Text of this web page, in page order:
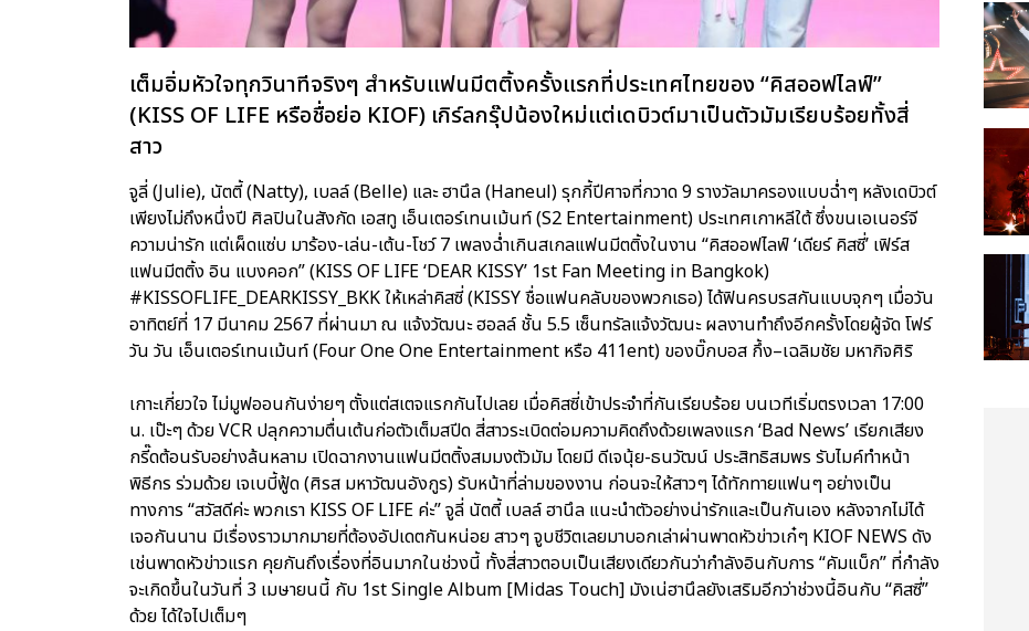
เต็มอิ่มหัวใจทุกวินาทีจริงๆ สำหรับแฟนมีตติ้งครั้งแรกที่ประเทศไทยของ “คิสออฟไลฟ์”
(KISS OF LIFE หรือชื่อย่อ KIOF) เกิร์ลกรุ๊ปน้องใหม่แต่เดบิวต์มาเป็นตัวมัมเรียบร้อยทั้งสี่
สาว
จูลี่ (Julie), นัตตี้ (Natty), เบลล์ (Belle) และ ฮานึล (Haneul) รุกกี้ปีศาจที่กวาด 9 รางวัลมาครองแบบฉ่ำๆ หลังเดบิวต์
เพียงไม่ถึงหนึ่งปี ศิลปินในสังกัด เอสทู เอ็นเตอร์เทนเม้นท์ (S2 Entertainment) ประเทศเกาหลีใต้ ซึ่งขนเอเนอร์จี
ความน่ารัก แต่เผ็ดแซ่บ มาร้อง-เล่น-เต้น-โชว์ 7 เพลงฉ่ำเกินสเกลแฟนมีตติ้งในงาน “คิสออฟไลฟ์ ‘เดียร์ คิสซี่’ เฟิร์ส
แฟนมีตติ้ง อิน แบงคอก” (KISS OF LIFE ‘DEAR KISSY’ 1st Fan Meeting in Bangkok)
#KISSOFLIFE_DEARKISSY_BKK ให้เหล่าคิสซี่ (KISSY ชื่อแฟนคลับของพวกเธอ) ได้ฟินครบรสกันแบบจุกๆ เมื่อวัน
อาทิตย์ที่ 17 มีนาคม 2567 ที่ผ่านมา ณ แจ้งวัฒนะ ฮอลล์ ชั้น 5.5 เซ็นทรัลแจ้งวัฒนะ ผลงานทำถึงอีกครั้งโดยผู้จัด โฟร์
วัน วัน เอ็นเตอร์เทนเม้นท์ (Four One One Entertainment หรือ 411ent) ของบิ๊กบอส กึ้ง–เฉลิมชัย มหากิจศิริ
เกาะเกี่ยวใจ ไม่มูฟออนกันง่ายๆ ตั้งแต่สเตจแรกกันไปเลย เมื่อคิสซี่เข้าประจำที่กันเรียบร้อย บนเวทีเริ่มตรงเวลา 17:00
น. เป๊ะๆ ด้วย VCR ปลุกความตื่นเต้นก่อตัวเต็มสปีด สี่สาวระเบิดต่อมความคิดถึงด้วยเพลงแรก ‘Bad News’ เรียกเสียง
กรี๊ดต้อนรับอย่างล้นหลาม เปิดฉากงานแฟนมีตติ้งสมมงตัวมัม โดยมี ดีเจนุ้ย-ธนวัฒน์ ประสิทธิสมพร รับไมค์ทำหน้า
พิธีกร ร่วมด้วย เจเบบี้ฟู้ด (ศิรส มหาวัฒนอังกูร) รับหน้าที่ล่ามของงาน ก่อนจะให้สาวๆ ได้ทักทายแฟนๆ อย่างเป็น
ทางการ “สวัสดีค่ะ พวกเรา KISS OF LIFE ค่ะ” จูลี่ นัตตี้ เบลล์ ฮานึล แนะนำตัวอย่างน่ารักและเป็นกันเอง หลังจากไม่ได้
เจอกันนาน มีเรื่องราวมากมายที่ต้องอัปเดตกันหน่อย สาวๆ จูบชีวิตเลยมาบอกเล่าผ่านพาดหัวข่าวเก๋ๆ KIOF NEWS ดัง
เช่นพาดหัวข่าวแรก คุยกันถึงเรื่องที่อินมากในช่วงนี้ ทั้งสี่สาวตอบเป็นเสียงเดียวกันว่ากำลังอินกับการ “คัมแบ็ก” ที่กำลัง
จะเกิดขึ้นในวันที่ 3 เมษายนนี้ กับ 1st Single Album [Midas Touch] มังเน่ฮานึลยังเสริมอีกว่าช่วงนี้อินกับ “คิสซี่”
ด้วย ได้ใจไปเต็มๆ